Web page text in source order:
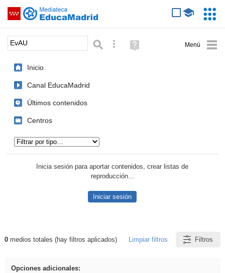
Saltar navegación
Palabra o frase: Búsqueda avanzada
Ayuda
(en
Inicio
Canal EducaMadrid
Últimos contenidos
Centros
Inicia sesión para aportar contenidos, crear listas de
reproducción...
Iniciar sesión
Resultados de: EvAU
0medios totales (hay filtros aplicados) Limpiar filtros Filtros
Opciones adicionales: